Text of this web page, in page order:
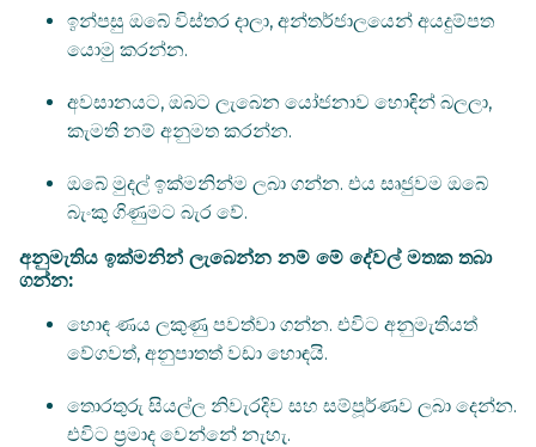
ඉන්පසු ඔබේ විස්තර දාලා, අන්තර්ජාලයෙන් අයදුම්පත
යොමු කරන්න.
අවසානයට, ඔබට ලැබෙන යෝජනාව හොඳින් බලලා,
කැමති නම් අනුමත කරන්න.
ඔබේ මුදල් ඉක්මනින්ම ලබා ගන්න. එය සෘජුවම ඔබේ
බැංකු ගිණුමට බැර වේ.
අනුමැතිය ඉක්මනින් ලැබෙන්න නම් මේ දේවල් මතක තබා
ගන්න:
හොඳ ණය ලකුණු පවත්වා ගන්න. එවිට අනුමැතියත්
වේගවත්, අනුපාතත් වඩා හොඳයි.
තොරතුරු සියල්ල නිවැරදිව සහ සම්පූර්ණව ලබා දෙන්න.
එවිට ප්‍රමාද වෙන්නේ නැහැ.